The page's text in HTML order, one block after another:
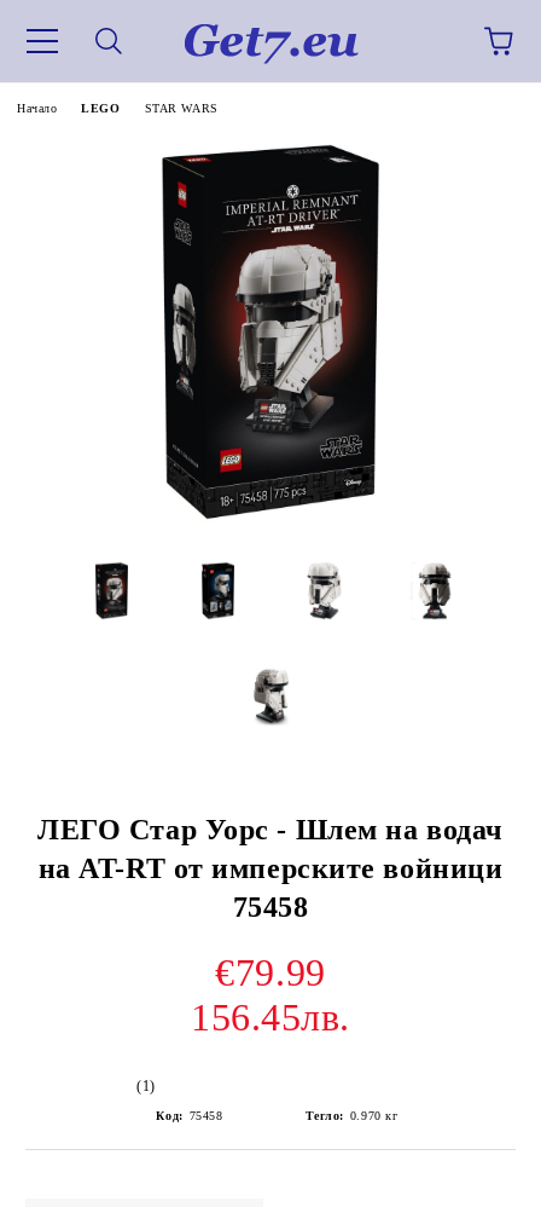
Начало LEGO STAR WARS
ЛЕГО Стар Уорс - Шлем на водач
на AT-RT от имперските войници
75458
€79.99
156.45лв.
(1)
Код: 75458 Тегло: 0.970 кг